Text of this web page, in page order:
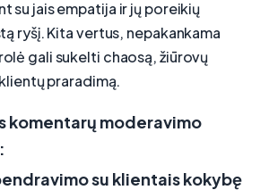
su jais empatija ir jų poreikių
ryšį. Kita vertus, nepakankama
gali sukelti chaosą, žiūrovų
praradimą.
komentarų moderavimo
su klientais kokybę